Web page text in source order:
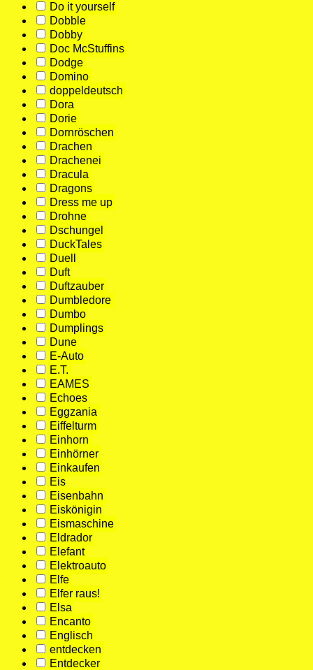
Do it yourself
Dobble
Dobby
Doc McStuffins
Dodge
Domino
doppeldeutsch
Dora
Dorie
Dornröschen
Drachen
Drachenei
Dracula
Dragons
Dress me up
Drohne
Dschungel
DuckTales
Duell
Duft
Duftzauber
Dumbledore
Dumbo
Dumplings
Dune
E-Auto
E.T.
EAMES
Echoes
Eggzania
Eiffelturm
Einhorn
Einhörner
Einkaufen
Eis
Eisenbahn
Eiskönigin
Eismaschine
Eldrador
Elefant
Elektroauto
Elfe
Elfer raus!
Elsa
Encanto
Englisch
entdecken
Entdecker